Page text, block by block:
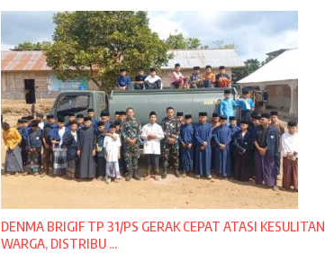
DENMA BRIGIF TP 31/PS GERAK CEPAT ATASI KESULITAN
WARGA, DISTRIBU ...